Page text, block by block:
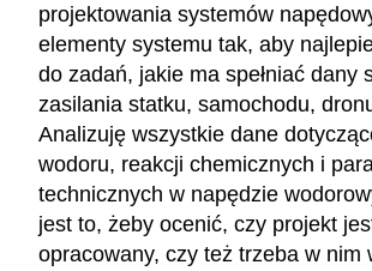
projektowania systemów
elementy systemu tak, aby
do zadań, jakie ma spełniać dany
zasilania statku, samochodu,
Analizuję wszystkie dane
wodoru, reakcji chemicznych i
technicznych w napędzie
jest to, żeby ocenić, czy projekt
opracowany, czy też trzeba w nim